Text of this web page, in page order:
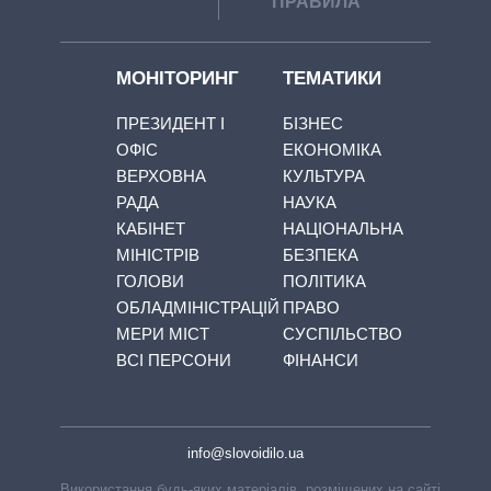
МОНІТОРИНГ
ПРЕЗИДЕНТ І
ОФІС
ВЕРХОВНА
РАДА
КАБІНЕТ
МІНІСТРІВ
ГОЛОВИ
ОБЛАДМІНІСТРАЦІЙ
МЕРИ МІСТ
ВСІ ПЕРСОНИ
ТЕМАТИКИ
БІЗНЕС
ЕКОНОМІКА
КУЛЬТУРА
НАУКА
НАЦІОНАЛЬНА
БЕЗПЕКА
ПОЛІТИКА
ПРАВО
СУСПІЛЬСТВО
ФІНАНСИ
info@slovoidilo.ua